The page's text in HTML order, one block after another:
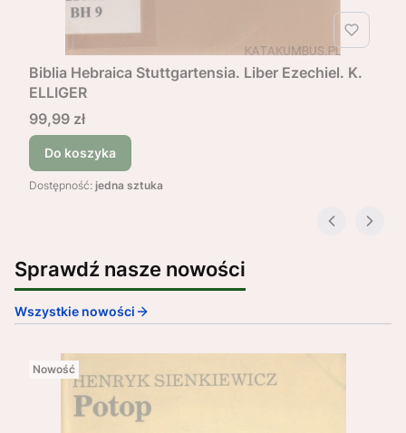
Biblia Hebraica Stuttgartensia. Liber Ezechiel. K.
ELLIGER
Cena
99,99 zł
Do koszyka
Dostępność: jedna sztuka
Sprawdź nasze nowości
Wszystkie nowości
Nowość